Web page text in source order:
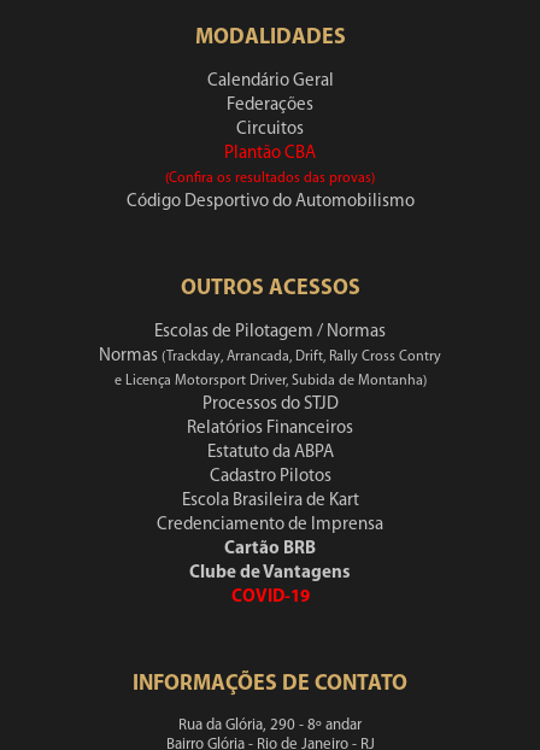
MODALIDADES
Calendário Geral
Federações
Circuitos
Plantão CBA
(Confira os resultados das provas)
Código Desportivo do Automobilismo
OUTROS ACESSOS
Escolas de Pilotagem / Normas
Normas (Trackday, Arrancada, Drift, Rally Cross Contry
e Licença Motorsport Driver, Subida de Montanha)
Processos do STJD
Relatórios Financeiros
Estatuto da ABPA
Cadastro Pilotos
Escola Brasileira de Kart
Credenciamento de Imprensa
Cartão BRB
Clube de Vantagens
COVID-19
INFORMAÇÕES DE CONTATO
Rua da Glória, 290 - 8º andar
Bairro Glória - Rio de Janeiro - RJ